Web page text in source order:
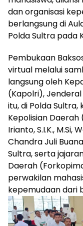
dan organisasi
berlangsung di
Polda Sultra pada
Pembukaan
virtual melalui
langsung oleh
(Kapolri),
itu, di Polda
Kepolisian Daerah
Irianto, S.I.K., M.Si,
Chandra Juli
Sultra, serta
Daerah
perwakilan
kepemudaan dari